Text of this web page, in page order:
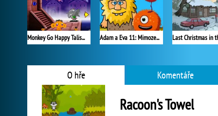
Monkey Go Happy Talisman Adam a Eva 11: Mimozemšťané
O hře Komentáře
Racoon's Towel